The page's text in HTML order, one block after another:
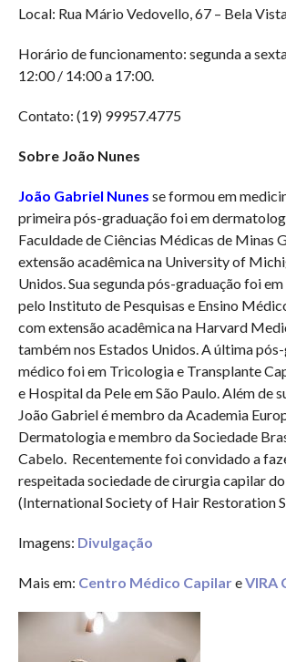
Local: Rua Mário Vedovello, 67 – Bela
Horário de funcionamento: segunda a
12:00 / 14:00 a 17:00.
Contato: (19) 99957.4775
Sobre João Nunes
João Gabriel Nunes se formou em
primeira pós-graduação foi em
Faculdade de Ciências Médicas de Minas
extensão acadêmica na University of
Unidos. Sua segunda pós-graduação foi
pelo Instituto de Pesquisas e Ensino
com extensão acadêmica na Harvard
também nos Estados Unidos. A última
médico foi em Tricologia e Transplante
e Hospital da Pele em São Paulo. Além de
João Gabriel é membro da Academia
Dermatologia e membro da Sociedade
Cabelo. Recentemente foi convidado a
respeitada sociedade de cirurgia capilar do
(International Society of Hair Restoration
Imagens: Divulgação
Mais em: Centro Médico CapilareVIRA